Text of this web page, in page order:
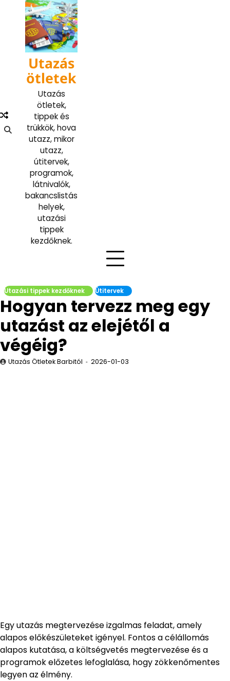
content
Utazás
ötletek
Utazás
ötletek,
tippek és
trükkök, hova
utazz, mikor
utazz,
útitervek,
programok,
látnivalók,
bakancslistás
helyek,
utazási
tippek
kezdőknek.
Utazási tippek kezdőknek Útitervek
Hogyan tervezz meg egy
utazást az elejétől a
végéig?
Utazás Ötletek Barbitól 2026-01-03
Egy utazás megtervezése izgalmas feladat, amely
alapos előkészületeket igényel. Fontos a célállomás
alapos kutatása, a költségvetés megtervezése és a
programok előzetes lefoglalása, hogy zökkenőmentes
legyen az élmény.